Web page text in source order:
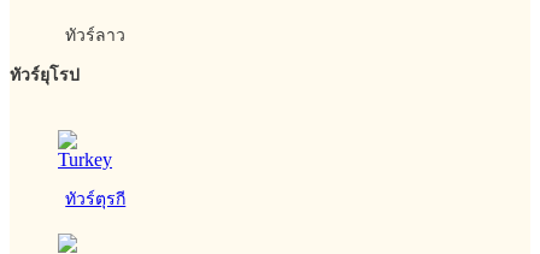
ทัวร์ลาว
ทัวร์ยุโรป
ทัวร์ตุรกี